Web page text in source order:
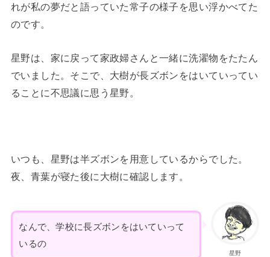
れが私の夢だと語っていた常子の様子を思い浮かべてた
のです。
星野は、家に戻って家政婦さんと一緒に洗濯物をたたん
でいました。そこで、大樹が長ズボンをはいていってい
ることに不思議に思う星野。
いつも、星野は半ズボンを用意しているからでした。
夜、青葉が寝た後に大樹に確認します。
星野
なんで、学校に長ズボンをはいていって
いるの